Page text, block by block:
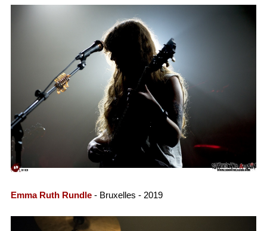
Emma Ruth Rundle- Bruxelles - 2019